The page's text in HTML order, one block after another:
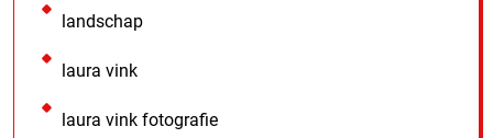
landschap
laura vink
laura vink fotografie